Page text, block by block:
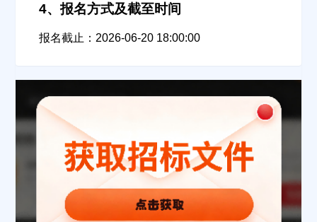
4、报名方式及截至时间
报名截止：2026-06-20 18:00:00
公司所在地
经办人
联系方式
填写联系电话后会有服务中心的工作人员给您致电！